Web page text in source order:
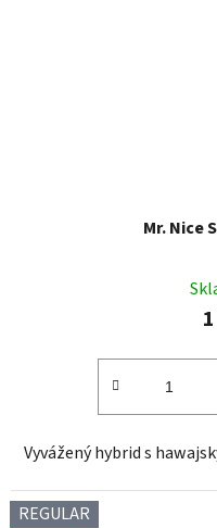
Mr. Nice
Vyvážený hybrid s
REGULAR